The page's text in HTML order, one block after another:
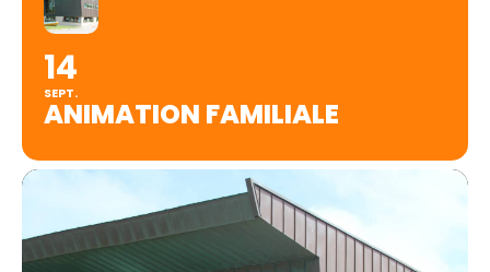
14
SEPT.
ANIMATION FAMILIALE